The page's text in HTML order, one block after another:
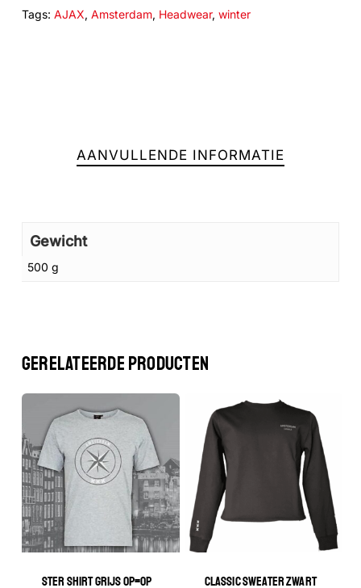
Geen producten in de winkelwagen.
GA NAAR DE WINKEL
Tags: AJAX, Amsterdam, Headwear, winter
AANVULLENDE INFORMATIE
Gewicht
500 g
GERELATEERDE PRODUCTEN
STER SHIRT GRIJS OP=OP CLASSIC SWEATER ZWART